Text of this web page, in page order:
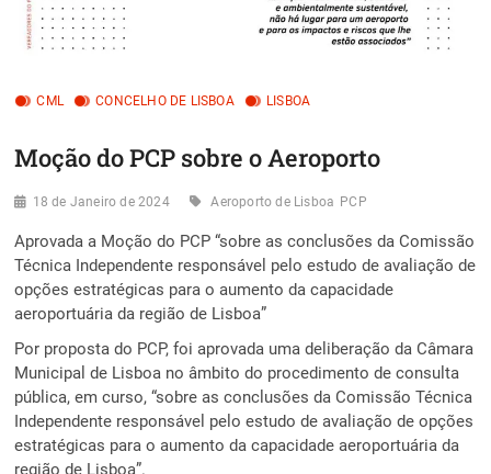
CML CONCELHO DE LISBOA LISBOA
Moção do PCP sobre o Aeroporto
18 de Janeiro de 2024 Aeroporto de Lisboa PCP
Aprovada a Moção do PCP “sobre as conclusões da Comissão
Técnica Independente responsável pelo estudo de avaliação de
opções estratégicas para o aumento da capacidade
aeroportuária da região de Lisboa”
Por proposta do PCP, foi aprovada uma deliberação da Câmara
Municipal de Lisboa no âmbito do procedimento de consulta
pública, em curso, “sobre as conclusões da Comissão Técnica
Independente responsável pelo estudo de avaliação de opções
estratégicas para o aumento da capacidade aeroportuária da
região de Lisboa”.